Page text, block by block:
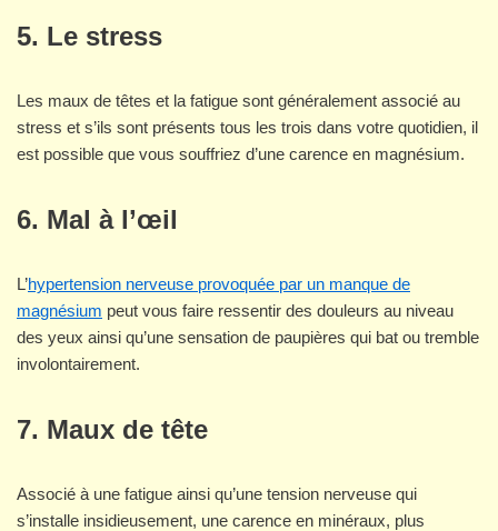
5. Le stress
Les maux de têtes et la fatigue sont généralement associé au
stress et s’ils sont présents tous les trois dans votre quotidien, il
est possible que vous souffriez d’une carence en magnésium.
6. Mal à l’œil
L’hypertension nerveuse provoquée par un manque de
magnésium peut vous faire ressentir des douleurs au niveau
des yeux ainsi qu’une sensation de paupières qui bat ou tremble
involontairement.
7. Maux de tête
Associé à une fatigue ainsi qu’une tension nerveuse qui
s’installe insidieusement, une carence en minéraux, plus